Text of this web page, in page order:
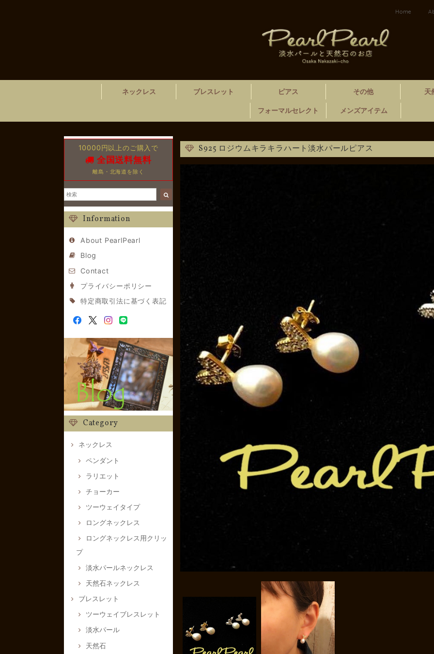
Home
ネックレス ブレスレット ピアス その他 天
フォーマルセレクト メンズアイテム
10000円以上のご購入で
全国送料無料
離島・北海道を除く
Information
About PearlPearl
Blog
Contact
プライバシーポリシー
特定商取引法に基づく表記
Category
ネックレス
ペンダント
ラリエット
チョーカー
ツーウェイタイプ
ロングネックレス
ロングネックレス用クリッ
プ
淡水パールネックレス
天然石ネックレス
ブレスレット
ツーウェイブレスレット
淡水パール
天然石
S925 ロジウムキラキラハート淡水パールピアス